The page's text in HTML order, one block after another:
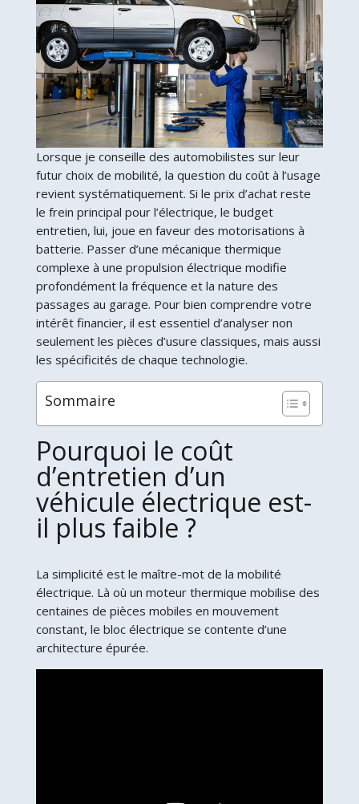
Lorsque je conseille des automobilistes sur leur
futur choix de mobilité, la question du coût à l’usage
revient systématiquement. Si le prix d’achat reste
le frein principal pour l’électrique, le budget
entretien, lui, joue en faveur des motorisations à
batterie. Passer d’une mécanique thermique
complexe à une propulsion électrique modifie
profondément la fréquence et la nature des
passages au garage. Pour bien comprendre votre
intérêt financier, il est essentiel d’analyser non
seulement les pièces d’usure classiques, mais aussi
les spécificités de chaque technologie.
Sommaire
Pourquoi le coût
d’entretien d’un
véhicule électrique est-
il plus faible ?
La simplicité est le maître-mot de la mobilité
électrique. Là où un moteur thermique mobilise des
centaines de pièces mobiles en mouvement
constant, le bloc électrique se contente d’une
architecture épurée.